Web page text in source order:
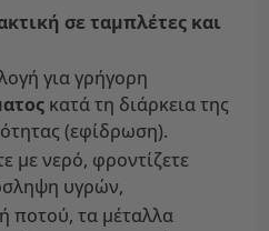
σε ταμπλέτες και
για γρήγορη
κατά τη διάρκεια της
(εφίδρωση).
με νερό, φροντίζετε
υγρών,
ποτού, τα μέταλλα